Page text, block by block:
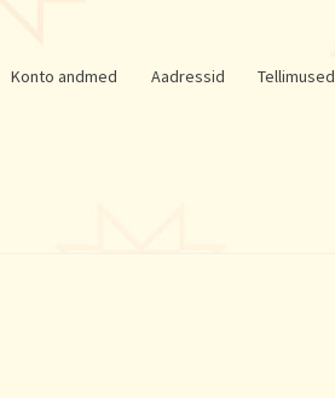
Konto andmed Aadressid Tellimused